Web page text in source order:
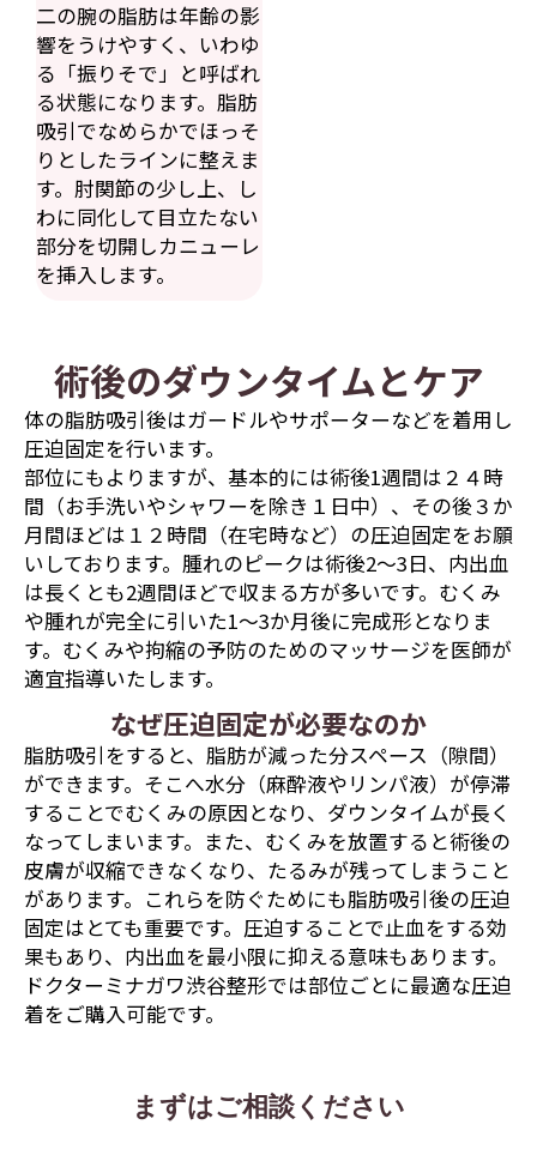
二の腕の脂肪は年齢の影
響をうけやすく、いわゆ
る「振りそで」と呼ばれ
る状態になります。脂肪
吸引でなめらかでほっそ
りとしたラインに整えま
す。肘関節の少し上、し
わに同化して目立たない
部分を切開しカニューレ
を挿入します。
術後のダウンタイムとケア
体の脂肪吸引後はガードルやサポーターなどを着用し
圧迫固定を行います。
部位にもよりますが、基本的には術後1週間は２４時
間（お手洗いやシャワーを除き１日中）、その後３か
月間ほどは１２時間（在宅時など）の圧迫固定をお願
いしております。腫れのピークは術後2〜3日、内出血
は長くとも2週間ほどで収まる方が多いです。むくみ
や腫れが完全に引いた1〜3か月後に完成形となりま
す。むくみや拘縮の予防のためのマッサージを医師が
適宜指導いたします。
なぜ圧迫固定が必要なのか
脂肪吸引をすると、脂肪が減った分スペース（隙間）
ができます。そこへ水分（麻酔液やリンパ液）が停滞
することでむくみの原因となり、ダウンタイムが長く
なってしまいます。また、むくみを放置すると術後の
皮膚が収縮できなくなり、たるみが残ってしまうこと
があります。これらを防ぐためにも脂肪吸引後の圧迫
固定はとても重要です。圧迫することで止血をする効
果もあり、内出血を最小限に抑える意味もあります。
ドクターミナガワ渋谷整形では部位ごとに最適な圧迫
着をご購入可能です。
まずはご相談ください